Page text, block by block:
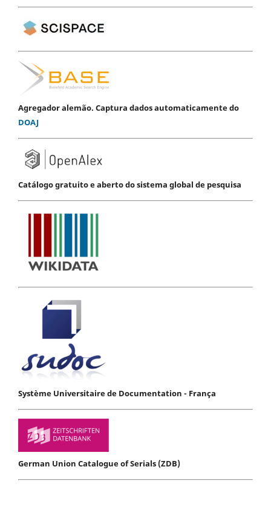
Agregador alemão. Captura dados automaticamente do
DOAJ
Catálogo gratuito e aberto do sistema global de pesquisa
Système Universitaire de Documentation - França
German Union Catalogue of Serials (ZDB)